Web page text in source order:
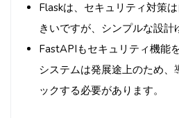
Flaskは、セキュリティ対策
きいですが、シンプルな設計
FastAPIもセキュリティ機能
システムは発展途上のため、
ックする必要があります。